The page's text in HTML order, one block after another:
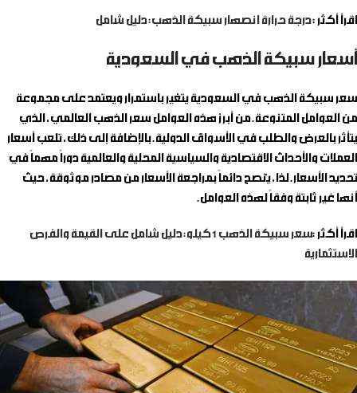
اقرأ أكثر :درجة حرارة انصهار سبيكة الذهب: دليل شامل
أسعار سبيكة الذهب في السعودية
سعر سبيكة الذهب في السعودية يتغير باستمرار ويعتمد على مجموعة
من العوامل المتنوعة. من أبرز هذه العوامل سعر الذهب العالمي، الذي
يتأثر بالعرض والطلب في الأسواق الدولية. بالإضافة إلى ذلك، تلعب أسعار
العملات والأحداث الاقتصادية والسياسية المحلية والعالمية دوراً مهماً في
تحديد الأسعار. لذا، يُنصح دائماً بمراجعة الأسعار من مصادر موثوقة، حيث
أنها غير ثابتة وفقاً لهذه العوامل.
اقرأ أكثر :
سعر سبيكة الذهب 1 كيلو: دليل شامل على القيمة والفرص
الاستثمارية